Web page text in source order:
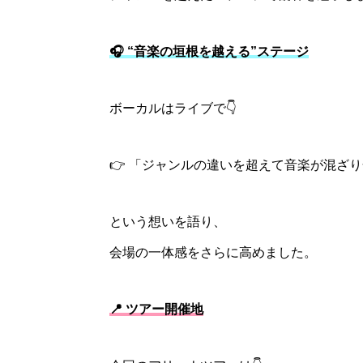
🎧 “音楽の垣根を越える”ステージ
ボーカルはライブで👇
👉 「ジャンルの違いを超えて音楽が混ざり
という想いを語り、
会場の一体感をさらに高めました。
📍 ツアー開催地